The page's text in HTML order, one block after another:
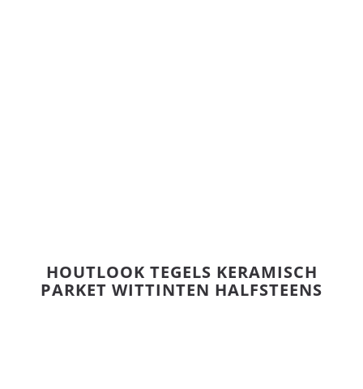
HOUTLOOK TEGELS KERAMISCH
PARKET WITTINTEN HALFSTEENS